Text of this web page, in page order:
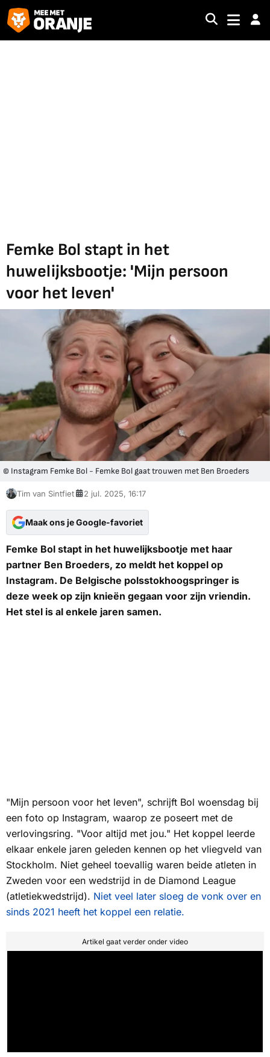
Femke Bol stapt in het
huwelijksbootje: 'Mijn persoon
voor het leven'
© Instagram Femke Bol - Femke Bol gaat trouwen met Ben Broeders
Tim van Sintfiet 2 jul. 2025, 16:17
Maak ons je Google-favoriet
Femke Bol stapt in het huwelijksbootje met haar
partner Ben Broeders, zo meldt het koppel op
Instagram. De Belgische polsstokhoogspringer is
deze week op zijn knieën gegaan voor zijn vriendin.
Het stel is al enkele jaren samen.
"Mijn persoon voor het leven", schrijft Bol woensdag bij
een foto op Instagram, waarop ze poseert met de
verlovingsring. "Voor altijd met jou." Het koppel leerde
elkaar enkele jaren geleden kennen op het vliegveld van
Stockholm. Niet geheel toevallig waren beide atleten in
Zweden voor een wedstrijd in de Diamond League
(atletiekwedstrijd). Niet veel later sloeg de vonk over en
sinds 2021 heeft het koppel een relatie.
Artikel gaat verder onder video